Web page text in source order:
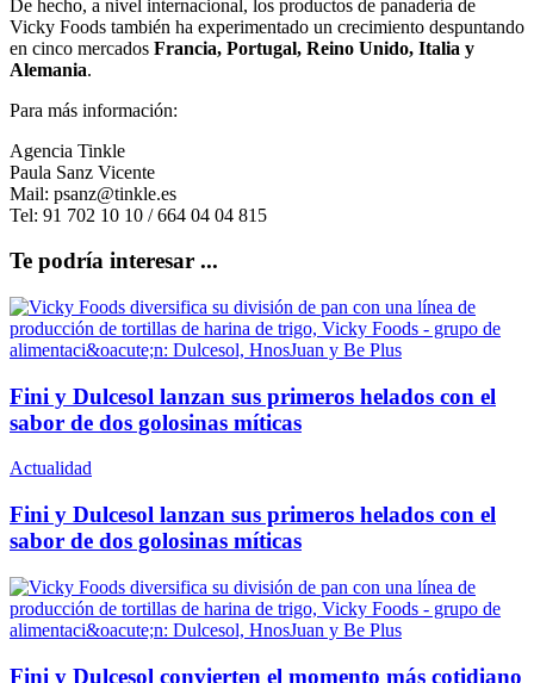
De hecho, a nivel internacional, los productos de panadería de
Vicky Foods también ha experimentado un crecimiento despuntando
en cinco mercados Francia, Portugal, Reino Unido, Italia y
Alemania.
Para más información:
Agencia Tinkle
Paula Sanz Vicente
Mail: psanz@tinkle.es
Tel: 91 702 10 10 / 664 04 04 815
Te podría interesar ...
Fini y Dulcesol lanzan sus primeros helados con el
sabor de dos golosinas míticas
Actualidad
Fini y Dulcesol lanzan sus primeros helados con el
sabor de dos golosinas míticas
Fini y Dulcesol convierten el momento más cotidiano